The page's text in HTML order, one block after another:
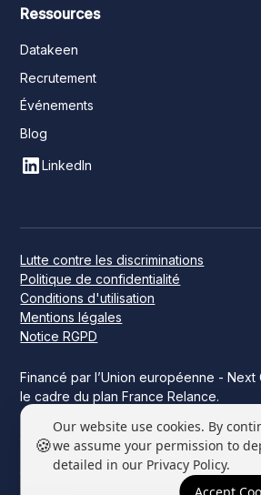
🍪
Our website use cookies. By
we assume your permission to
detailed in our Privacy Policy.
Ressources
Datakeen
Recrutement
Événements
Blog
LinkedIn
Financé par l’Union européenne - Next
le cadre du plan France Relance.
Ce projet a été financé par l’État dans
2030.
© 2026 Datakeen. Tous droits réservés.
Lutte contre les discriminations
Politique de confidentialité
Conditions d'utilisation
Mentions légales
Notice RGPD